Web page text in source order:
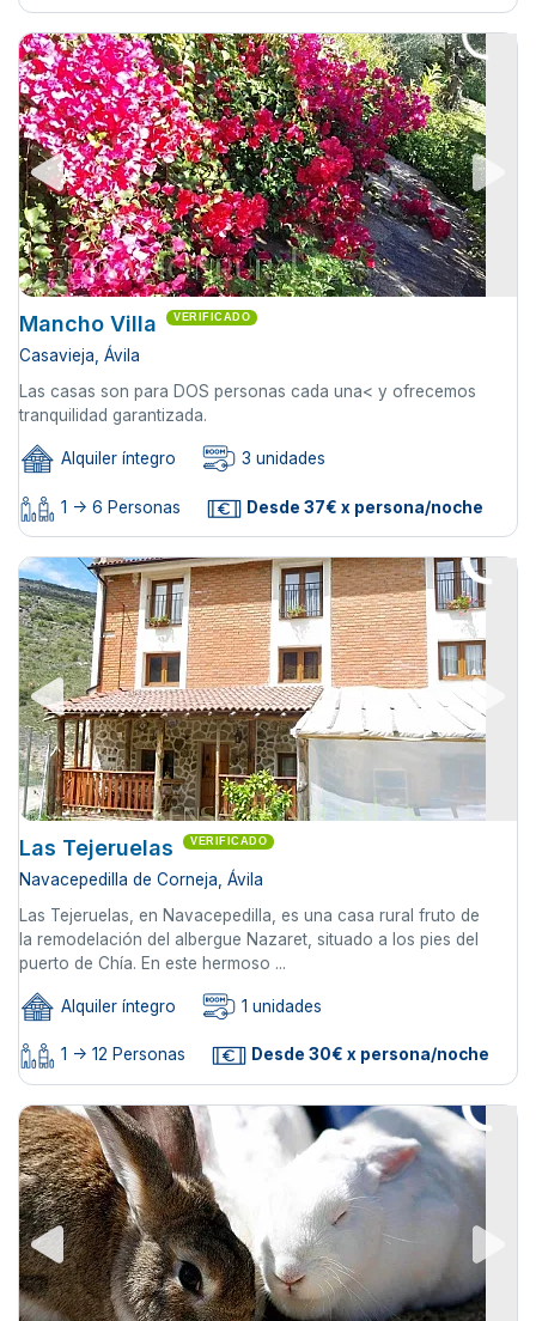
Mancho Villa VERIFICADO
Casavieja, Ávila
Las casas son para DOS personas cada una< y ofrecemos
tranquilidad garantizada.
Alquiler íntegro 3 unidades
1 -> 6 Personas Desde 37€ x persona/noche
Las Tejeruelas VERIFICADO
Navacepedilla de Corneja, Ávila
Las Tejeruelas, en Navacepedilla, es una casa rural fruto de
la remodelación del albergue Nazaret, situado a los pies del
puerto de Chía. En este hermoso ...
Alquiler íntegro 1 unidades
1 -> 12 Personas Desde 30€ x persona/noche